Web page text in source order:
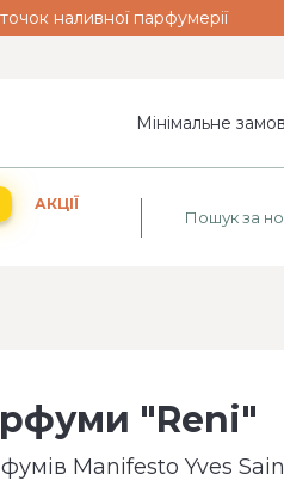
наливної парфумерії
Мінімальне
АКЦІЇ
"Reni"
Manifesto Yves